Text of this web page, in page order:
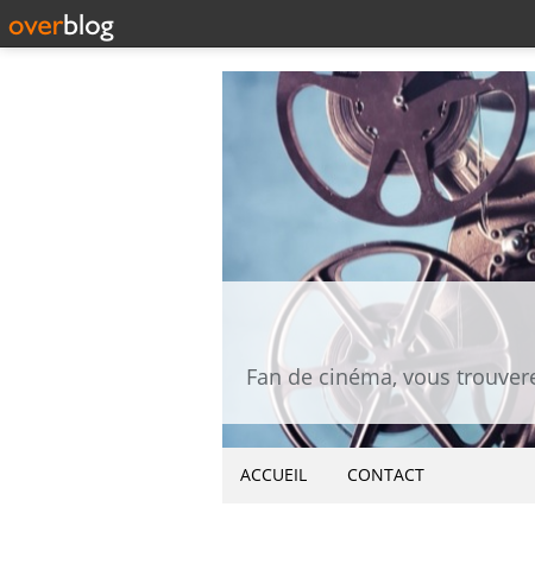
ACCUEIL CONTACT